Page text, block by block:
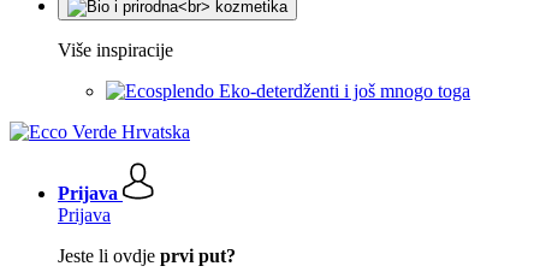
Više inspiracije
Eko-deterdženti i još mnogo toga
Prijava
Prijava
Jeste li ovdje prvi put?